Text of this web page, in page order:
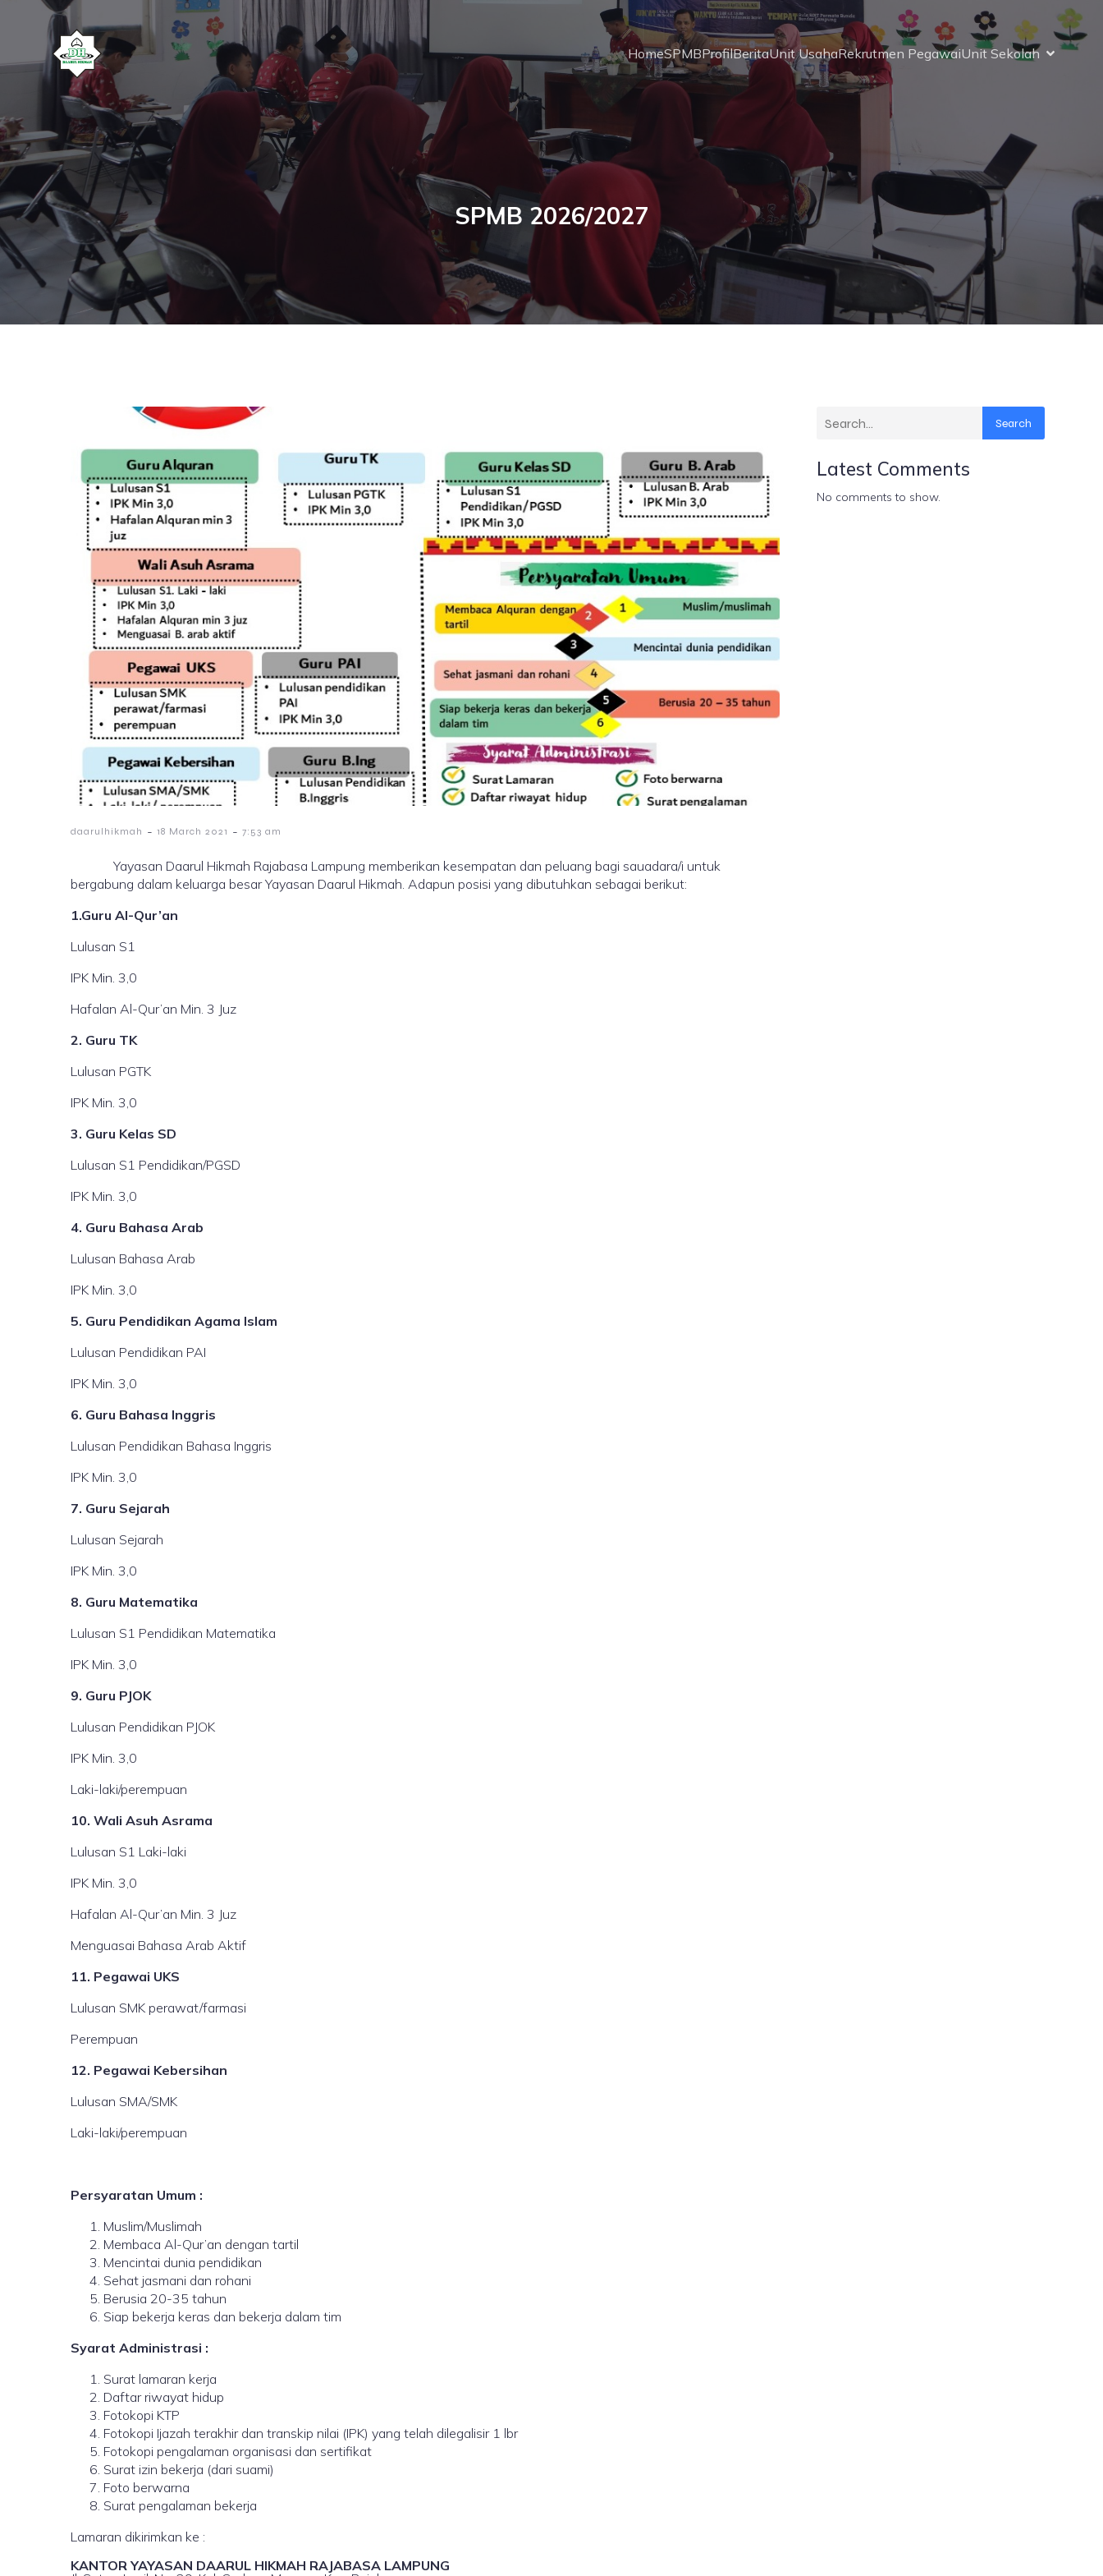
HomeSPMBProfilBeritaUnit UsahaRekrutmen PegawaiUnit Sekolah
SPMB 2026/2027
daarulhikmah - 18 March 2021 - 7:53 am
Yayasan Daarul Hikmah Rajabasa Lampung memberikan kesempatan dan peluang bagi sauadara/i untuk
bergabung dalam keluarga besar Yayasan Daarul Hikmah. Adapun posisi yang dibutuhkan sebagai berikut:
1.Guru Al-Qur’an
Lulusan S1
IPK Min. 3,0
Hafalan Al-Qur’an Min. 3 Juz
2. Guru TK
Lulusan PGTK
IPK Min. 3,0
3. Guru Kelas SD
Lulusan S1 Pendidikan/PGSD
IPK Min. 3,0
4. Guru Bahasa Arab
Lulusan Bahasa Arab
IPK Min. 3,0
5. Guru Pendidikan Agama Islam
Lulusan Pendidikan PAI
IPK Min. 3,0
6. Guru Bahasa Inggris
Lulusan Pendidikan Bahasa Inggris
IPK Min. 3,0
7. Guru Sejarah
Lulusan Sejarah
IPK Min. 3,0
8. Guru Matematika
Lulusan S1 Pendidikan Matematika
IPK Min. 3,0
9. Guru PJOK
Lulusan Pendidikan PJOK
IPK Min. 3,0
Laki-laki/perempuan
10. Wali Asuh Asrama
Lulusan S1 Laki-laki
IPK Min. 3,0
Hafalan Al-Qur’an Min. 3 Juz
Menguasai Bahasa Arab Aktif
11. Pegawai UKS
Lulusan SMK perawat/farmasi
Perempuan
12. Pegawai Kebersihan
Lulusan SMA/SMK
Laki-laki/perempuan
Persyaratan Umum :
Muslim/Muslimah
Membaca Al-Qur’an dengan tartil
Mencintai dunia pendidikan
Sehat jasmani dan rohani
Berusia 20-35 tahun
Siap bekerja keras dan bekerja dalam tim
Syarat Administrasi :
Surat lamaran kerja
Daftar riwayat hidup
Fotokopi KTP
Fotokopi Ijazah terakhir dan transkip nilai (IPK) yang telah dilegalisir 1 lbr
Fotokopi pengalaman organisasi dan sertifikat
Surat izin bekerja (dari suami)
Foto berwarna
Surat pengalaman bekerja
Lamaran dikirimkan ke :
KANTOR YAYASAN DAARUL HIKMAH RAJABASA LAMPUNG
Search
Latest Comments
No comments to show.